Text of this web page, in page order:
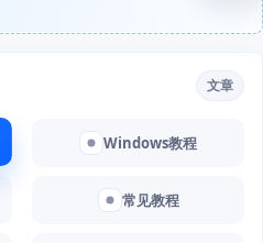
文章
Windows教程
常见教程